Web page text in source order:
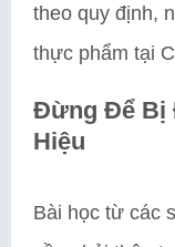
theo quy định,
thực phẩm tại
Đừng Để Bị
Hiệu
Bài học từ các